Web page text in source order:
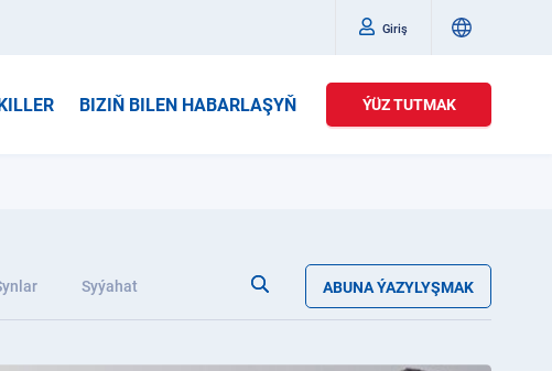
Giriş
BIZIŇ BILEN HABARLAŞYŇ ÝÜZ TUTMAK
Syýahat ABUNA ÝAZYLYŞMAK